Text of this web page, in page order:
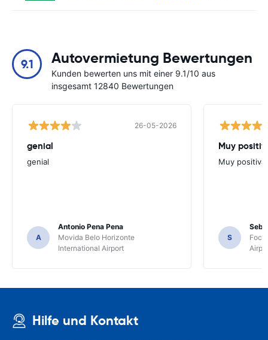
9.1 Autovermietung Bewertungen
Kunden bewerten uns mit einer 9.1/10 aus
insgesamt 12840 Bewertungen
26-05-2026
genial
genial
A
Antonio Pena Pena
Movida Belo Horizonte
International Airport
Muy
Muy positiva
S
Foco
Hilfe und Kontakt